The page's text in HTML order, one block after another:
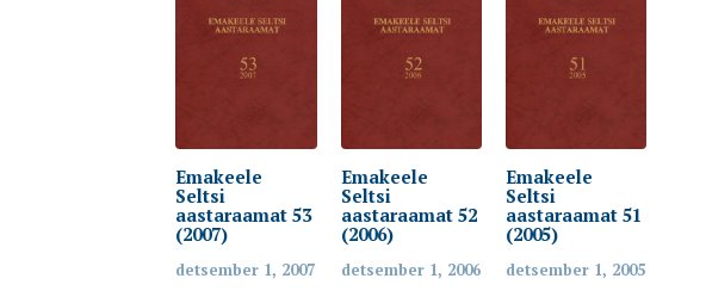
Emakeele
Seltsi
aastaraamat 53
(2007)
detsember 1, 2007
Emakeele
Seltsi
aastaraamat 52
(2006)
detsember 1, 2006
Emakeele
Seltsi
aastaraamat 51
(2005)
detsember 1, 2005